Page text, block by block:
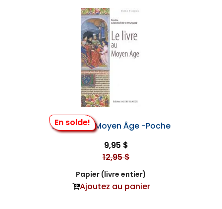
En solde!
Le Livre au Moyen Âge -Poche
9,95 $
12,95 $
Papier (livre entier)
Ajoutez au panier